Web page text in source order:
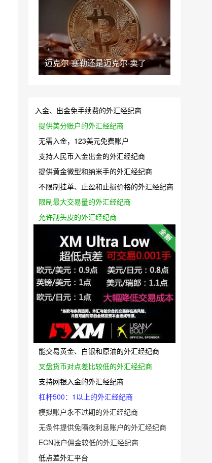
迈克尔·塞勒还是迈克尔·卖了
入金、出金免手续费的外汇经纪商
提供美分账户的外汇经纪商
无需入金，123美元免费账户
支持人民币入金出金的外汇经纪商
提供黄金微型和纳米手的外汇经纪商
不限制挂单、止盈和止损价格的外汇经纪商
限制最大交易量的外汇经纪商
允许刮头皮的外汇经纪商
能交易黄金、白银和原油的外汇经纪商
叉盘货币对点差比较低的外汇经纪商
支持网银入金的外汇经纪商
杠杆500：1以上的外汇经纪商
模拟账户永不过期的外汇经纪商
无条件提供免隔夜利息账户的外汇经纪商
ECN账户佣金较低的外汇经纪商
低点差外汇平台